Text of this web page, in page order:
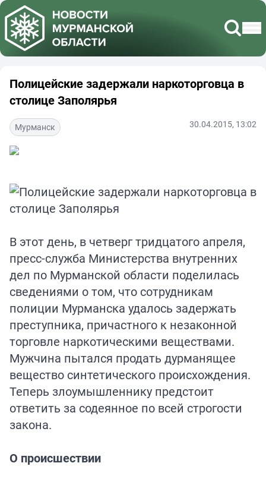
Полицейские задержали наркоторговца в
столице Заполярья
Мурманск 30.04.2015, 13:02
В этот день, в четверг тридцатого апреля,
пресс-служба Министерства внутренних
дел по Мурманской области поделилась
сведениями о том, что сотрудникам
полиции Мурманска удалось задержать
преступника, причастного к незаконной
торговле наркотическими веществами.
Мужчина пытался продать дурманящее
вещество синтетического происхождения.
Теперь злоумышленнику предстоит
ответить за содеянное по всей строгости
закона.
О происшествии